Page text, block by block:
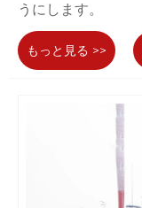
うにします。
もっと見る >>